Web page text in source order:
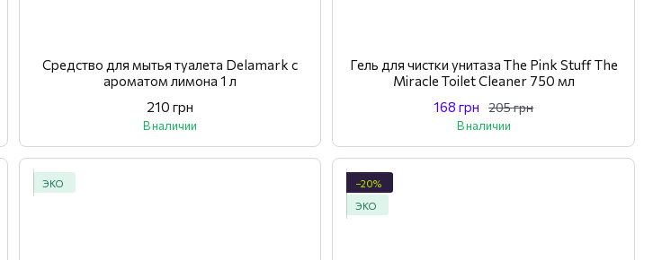
Средство для мытья туалета Delamark с
ароматом лимона 1 л
210 грн
В наличии
Гель для чистки унитаза The Pink Stuff The
Miracle Toilet Cleaner 750 мл
205 грн
168 грн
В наличии
ЭКО
−20%
ЭКО